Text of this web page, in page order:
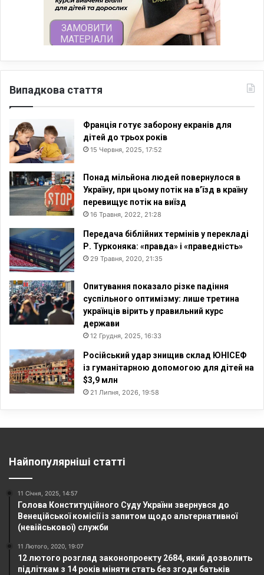
Випадкова стаття
Франція готує заборону екранів для
дітей до трьох років
15 Червня, 2025, 17:52
Понад мільйона людей повернулося в
Україну, при цьому потік на в’їзд в країну
перевищує потік на виїзд
16 Травня, 2022, 21:28
Передача біблійних термінів у перекладі
Р. Турконяка: «правда» і «праведність»
29 Травня, 2020, 21:35
Опитування показало різке падіння
суспільного оптимізму: лише третина
українців вірить у правильний курс
держави
12 Грудня, 2025, 16:33
Російський удар знищив склад ЮНІСЕФ
із гуманітарною допомогою для дітей на
$3,9 млн
21 Липня, 2026, 19:58
Найпопулярніші статті
11 Січня, 2025, 14:57
Голова Конституційного Суду України звернувся до
Венеційської комісії із запитом щодо альтернативної
(невійськової) служби
11 Лютого, 2020, 19:07
12 лютого розгляд законопроекту 2684, який дозволить
підліткам з 14 років міняти стать без згоди батьків